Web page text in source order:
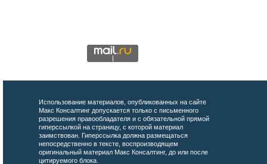
Использование материалов, опубликованных на сайте
Макс Консалтинг допускается только с письменного
разрешения правообладателя и с обязательной прямой
гиперссылкой на страницу, с которой материал
заимствован. Гиперссылка должна размещаться
непосредственно в тексте, воспроизводящем
оригинальный материал Макс Консалтинг, до или после
цитируемого блока.